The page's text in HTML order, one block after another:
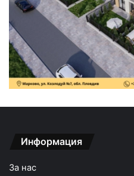
Информация
За нас